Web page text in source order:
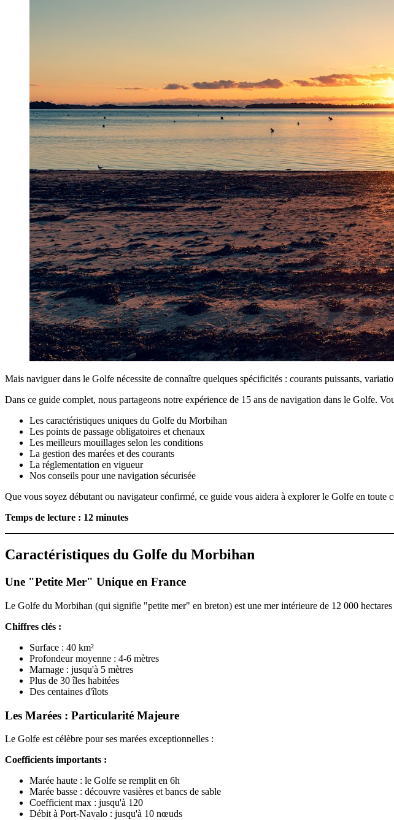
Mais naviguer dans le Golfe nécessite de connaître quelques spécificités : courants puissants,
Dans ce guide complet, nous partageons notre expérience de 15 ans de navigation dans le Golfe.
Les caractéristiques uniques du Golfe du Morbihan
Les points de passage obligatoires et chenaux
Les meilleurs mouillages selon les conditions
La gestion des marées et des courants
La réglementation en vigueur
Nos conseils pour une navigation sécurisée
Que vous soyez débutant ou navigateur confirmé, ce guide vous aidera à explorer le Golfe en toute
Temps de lecture : 12 minutes
Caractéristiques du Golfe du Morbihan
Une "Petite Mer" Unique en France
Le Golfe du Morbihan (qui signifie "petite mer" en breton) est une mer intérieure de 12 000 hectares
Chiffres clés :
Surface : 40 km²
Profondeur moyenne : 4-6 mètres
Marnage : jusqu'à 5 mètres
Plus de 30 îles habitées
Des centaines d'îlots
Les Marées : Particularité Majeure
Le Golfe est célèbre pour ses marées exceptionnelles :
Coefficients importants :
Marée haute : le Golfe se remplit en 6h
Marée basse : découvre vasières et bancs de sable
Coefficient max : jusqu'à 120
Débit à Port-Navalo : jusqu'à 10 nœuds